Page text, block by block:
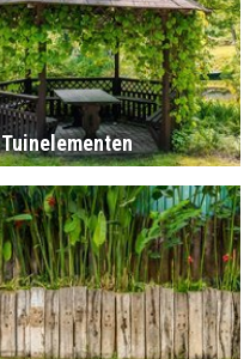
Tuinelementen